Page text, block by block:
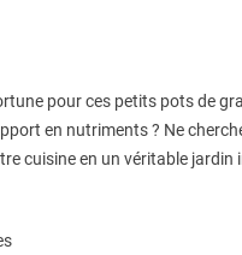
pour ces petits pots de
en nutriments ? Ne
cuisine en un véritable jardin